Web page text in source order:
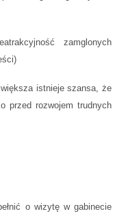
zamglonych
istnieje szansa, że
przed rozwojem trudnych
o wizytę w gabinecie